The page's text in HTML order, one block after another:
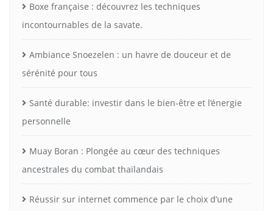
Boxe française : découvrez les techniques
incontournables de la savate.
Ambiance Snoezelen : un havre de douceur et de
sérénité pour tous
Santé durable: investir dans le bien-être et l’énergie
personnelle
Muay Boran : Plongée au cœur des techniques
ancestrales du combat thaïlandais
Réussir sur internet commence par le choix d’une